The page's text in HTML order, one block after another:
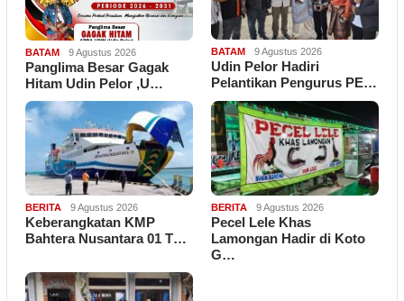
BATAM 9 Agustus 2026
Panglima Besar Gagak
Hitam Udin Pelor ,U…
BATAM 9 Agustus 2026
Udin Pelor Hadiri
Pelantikan Pengurus PE…
BERITA 9 Agustus 2026
Keberangkatan KMP
Bahtera Nusantara 01 T…
BERITA 9 Agustus 2026
Pecel Lele Khas
Lamongan Hadir di Koto
G…